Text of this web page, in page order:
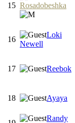
15 Rosadobeshka
16
Loki
Newell
17 Reebok
18 Ayaya
Randy